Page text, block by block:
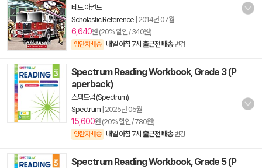
테드 아널드
Scholastic Reference 2014년 07월
6,640원 (20% 할인 / 340원)
양탄자배송 내일 아침 7시 출근전 배송 변경
Spectrum Reading Workbook, Grade 3 (P
aperback)
스펙트럼 (Spectrum)
Spectrum 2025년 05월
15,600원 (20% 할인 / 780원)
양탄자배송 내일 아침 7시 출근전 배송 변경
Spectrum Reading Workbook, Grade 5 (P